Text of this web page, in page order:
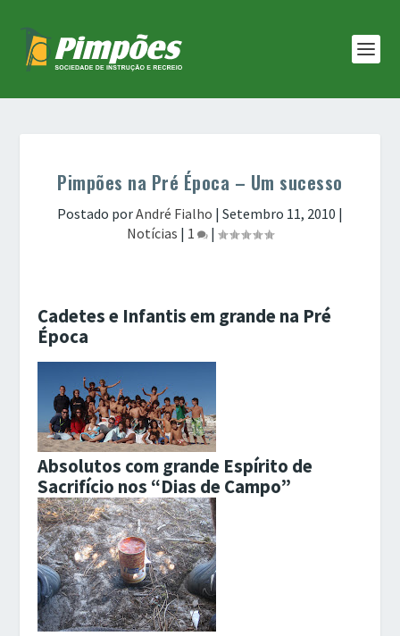
Pimpões na Pré Época – Um sucesso
Postado porAndré Fialho | Setembro 11, 2010 |
Notícias | 1 |
Cadetes e Infantis em grande na Pré
Época
Absolutos com grande Espírito de
Sacrifício nos “Dias de Campo”